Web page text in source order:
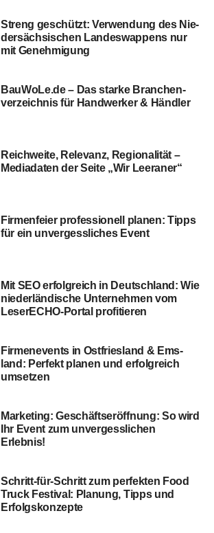
Streng geschützt: Ver­wen­dung des Nie­
der­säch­si­schen Lan­des­wap­pens nur
mit Genehmigung
BauWoLe.de – Das star­ke Bran­chen­
ver­zeich­nis für Hand­wer­ker & Händler
Reich­wei­te, Rele­vanz, Regio­na­li­tät –
Media­da­ten der Sei­te „Wir Leeraner“
Fir­men­fei­er pro­fes­sio­nell pla­nen: Tipps
für ein unver­gess­li­ches Event
Mit SEO erfolg­reich in Deutsch­land: Wie
nie­der­län­di­sche Unter­neh­men vom
Lese­r­ECHO-Por­tal profitieren
Fir­men­events in Ost­fries­land & Ems­
land: Per­fekt pla­nen und erfolg­reich
umsetzen
Mar­ke­ting: Geschäfts­er­öff­nung: So wird
Ihr Event zum unver­gess­li­chen
Erlebnis!
Schritt-für-Schritt zum per­fek­ten Food
Truck Fes­ti­val: Pla­nung, Tipps und
Erfolgskonzepte